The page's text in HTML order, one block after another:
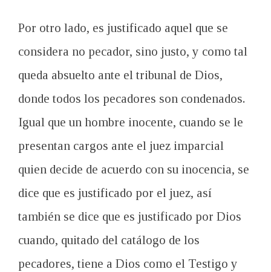
Por otro lado, es justificado aquel que se
considera no pecador, sino justo, y como tal
queda absuelto ante el tribunal de Dios,
donde todos los pecadores son condenados.
Igual que un hombre inocente, cuando se le
presentan cargos ante el juez imparcial
quien decide de acuerdo con su inocencia, se
dice que es justificado por el juez, así
también se dice que es justificado por Dios
cuando, quitado del catálogo de los
pecadores, tiene a Dios como el Testigo y